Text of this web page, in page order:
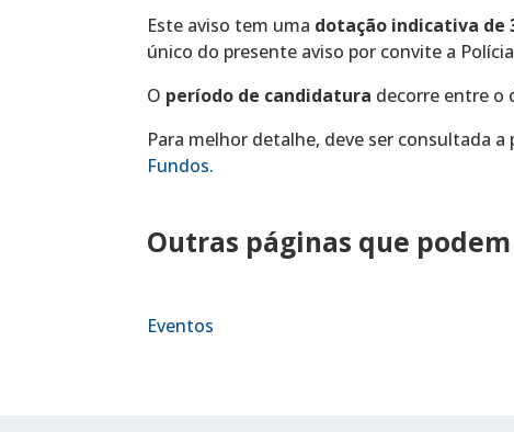
Este aviso tem uma dotação indicativa de
único do presente aviso por convite a
O período de candidatura decorre entre o
Para melhor detalhe, deve ser consultada a
Fundos.
Outras páginas que
Eventos